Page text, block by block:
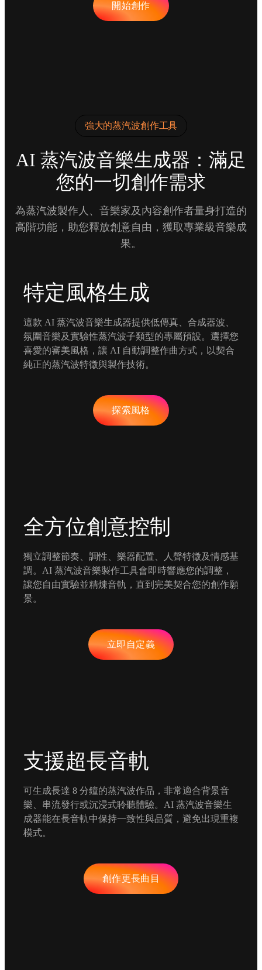
開始創作
強大的蒸汽波創作工具
AI 蒸汽波音樂生成器：滿足
您的一切創作需求
為蒸汽波製作人、音樂家及內容創作者量身打造的
高階功能，助您釋放創意自由，獲取專業級音樂成
果。
特定風格生成
這款 AI 蒸汽波音樂生成器提供低傳真、合成器波、
氛圍音樂及實驗性蒸汽波子類型的專屬預設。選擇您
喜愛的審美風格，讓 AI 自動調整作曲方式，以契合
純正的蒸汽波特徵與製作技術。
探索風格
全方位創意控制
獨立調整節奏、調性、樂器配置、人聲特徵及情感基
調。AI 蒸汽波音樂製作工具會即時響應您的調整，
讓您自由實驗並精煉音軌，直到完美契合您的創作願
景。
立即自定義
支援超長音軌
可生成長達 8 分鐘的蒸汽波作品，非常適合背景音
樂、串流發行或沉浸式聆聽體驗。AI 蒸汽波音樂生
成器能在長音軌中保持一致性與品質，避免出現重複
模式。
創作更長曲目